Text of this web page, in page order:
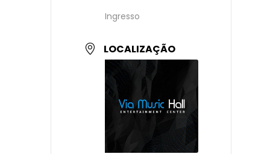
Ingresso
LOCALIZAÇÃO